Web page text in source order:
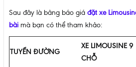
Sau đây là bảng báo giá đặt xe
bài mà bạn có thể tham khảo:
TUYẾN ĐƯỜNG
XE LIMOUSINE 9
CHỖ